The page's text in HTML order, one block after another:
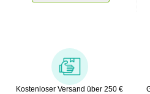
Kostenloser Versand über 250 €